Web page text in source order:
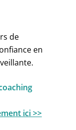
de
en
ici >>